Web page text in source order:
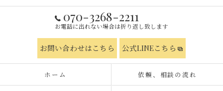
070-3268-2211
お電話に出れない場合は折り返し致します
お問い合わせはこちら 公式LINEこちら
ホーム 依頼、相談の流れ